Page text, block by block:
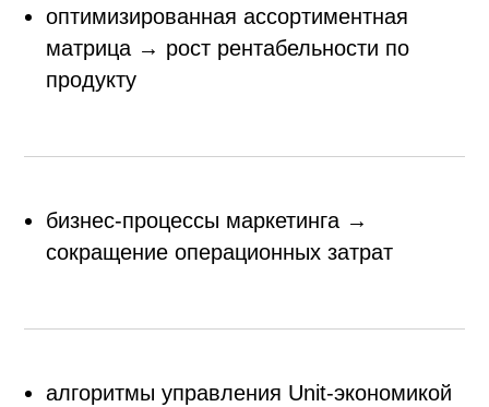
оптимизированная ассортиментная
матрица → рост рентабельности по
продукту
бизнес-процессы маркетинга →
сокращение операционных затрат
алгоритмы управления Unit-экономикой